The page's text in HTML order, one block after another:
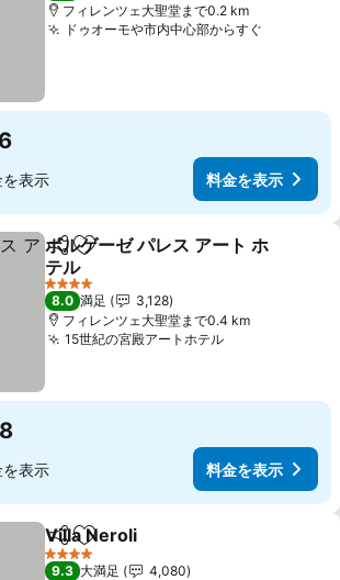
フィレンツェ大聖堂まで0.2 km
ドゥオーモや市内中心部からすぐ
表示 料金を表示
シェアお気に入りに追加
ボルゲーゼ パレス アート ホ
テル
料金を表示
4 ホテルのランク
8.0 満足
3,128
フィレンツェ大聖堂まで0.4 km
15世紀の宮殿アートホテル料金を表示
表示 料金を表示
シェアお気に入りに追加
Villa Neroli
4 ホテルのランク
9.3 大満足
4,080